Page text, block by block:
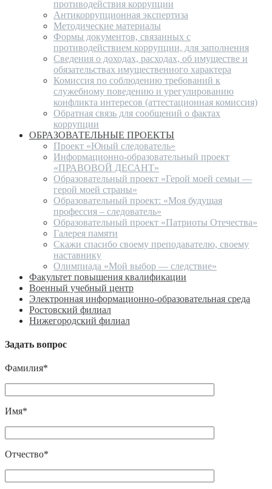
противодействия коррупции
Антикоррупционная экспертиза
Методические материалы
Формы документов, связанных с
противодействием коррупции, для заполнения
Сведения о доходах, расходах, об имуществе и
обязательствах имущественного характера
Комиссия по соблюдению требований к
служебному поведению и урегулированию
конфликта интересов (аттестационная комиссия)
Обратная связь для сообщений о фактах
коррупции
ОБРАЗОВАТЕЛЬНЫЕ ПРОЕКТЫ
Проект «Юный следователь»
Информационно-образовательный проект
«ПРАВОВОЙ ДЕСАНТ»
Образовательный проект «Герой моей семьи —
герой моей страны»
Образовательный проект: «Моя будущая
профессия – следователь»
Образовательный проект «Патриоты Отечества»
Галерея памяти
Скажи спасибо своему преподавателю, своему
наставнику
Олимпиада «Мой выбор — следствие»
Факультет повышения квалификации
Военный учебный центр
Электронная информационно-образовательная среда
Ростовский филиал
Нижегородский филиал
Задать вопрос
Фамилия*
Имя*
Отчество*